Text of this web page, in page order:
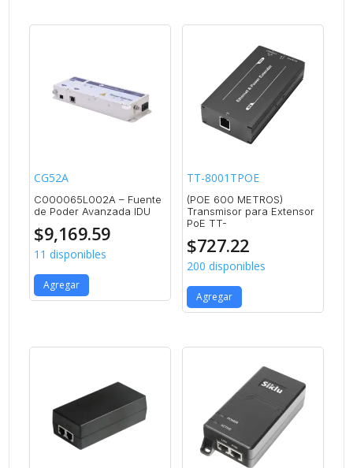
CG52A
C000065L002A – Fuente
de Poder Avanzada IDU
$9,169.59
11 disponibles
Agregar
TT-8001TPOE
(POE 600 METROS)
Transmisor para Extensor
PoE TT-
$727.22
200 disponibles
Agregar